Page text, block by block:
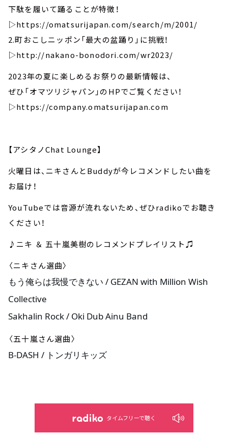
下駄を履いて踊ることが特徴！
▷https://omatsurijapan.com/search/m/2001/
2.町おこしニッポン「最大の盆踊り」に挑戦！
▷http://nakano-bonodori.com/wr2023/
2023年の夏に楽しめるお祭りの最新情報は、
ぜひ「オマツリジャパン」のHPでご覧ください！
▷https://company.omatsurijapan.com
【アシタノChat Lounge】
火曜日は、ニキさんとBuddyが今レコメンドしたい曲を
お届け！
YouTubeでは音源が流れないため、ぜひradikoでお聴き
ください！
♪ニキ ＆ 五十嵐美樹のレコメンドプレイリスト♫
〈ニキさん選曲〉
もう俺らは我慢できない / GEZAN with Million Wish
Collective
Sakhalin Rock / Oki Dub Ainu Band
〈五十嵐さん選曲〉
B-DASH / トンガリキッズ
タイムフリーで聴く